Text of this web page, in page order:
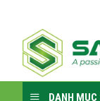
content
DANH